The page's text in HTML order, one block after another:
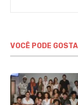
VOCÊ PODE